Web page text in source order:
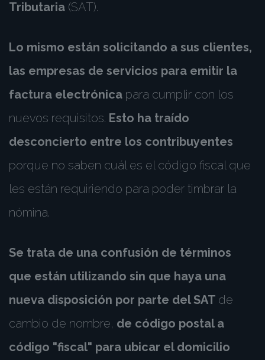
Tributaria (SAT).
Lo mismo están solicitando a sus clientes,
las empresas de servicios para emitir la
factura electrónica para cumplir con los
nuevos requisitos. Esto ha traído
desconcierto entre los contribuyentes
porque no saben cuál es el código fiscal que
les están requiriendo para poder timbrar la
nómina.
Se trata de una confusión de términos
que están utilizando sin que haya una
nueva disposición por parte del SAT de
cambio de nombre, de código postal a
código "fiscal" para ubicar el domicilio